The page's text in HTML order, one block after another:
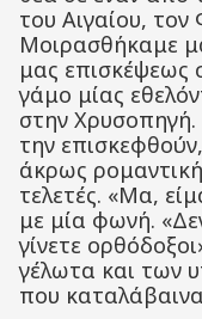
του Αιγαίου,
Μοιρασθήκαμε
μας επισκέψεως
γάμο μίας
στην
την
άκρως
τελετές. «Μα,
με μία φωνή.
γίνετε
γέλωτα και των
που